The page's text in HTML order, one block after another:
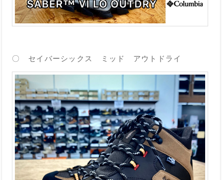
〇 セイバーシックス ミッド アウトドライ